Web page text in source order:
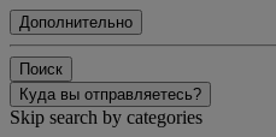
Дополнительно
Поиск
Куда вы отправляетесь?
Skip search by categories